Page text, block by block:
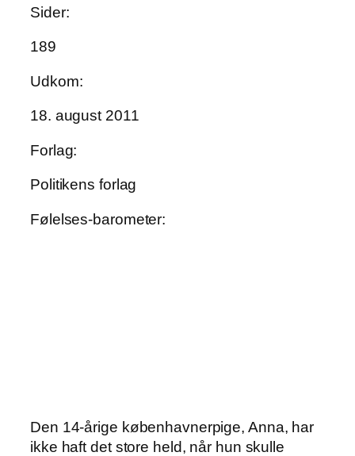
Sider:
189
Udkom:
18. august 2011
Forlag:
Politikens forlag
Følelses-barometer:
Den 14-årige københavnerpige, Anna, har
ikke haft det store held, når hun skulle